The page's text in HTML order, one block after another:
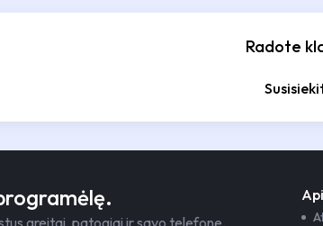
Radote
greitai, patogiai ir savo telefone.